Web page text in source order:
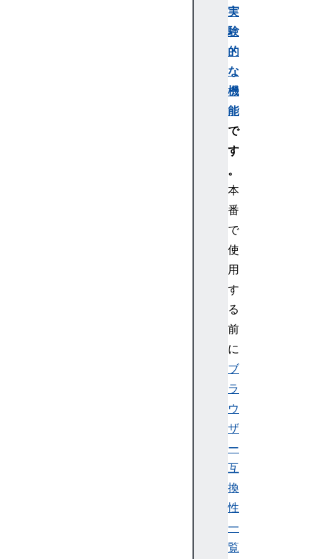
実
験
的
な
機
能
で
す
。
本
番
で
使
用
す
る
前
に
ブ
ラ
ウ
ザ
ー
互
換
性
一
覧